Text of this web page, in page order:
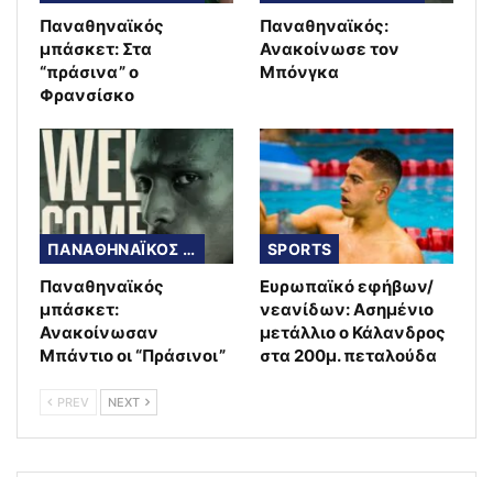
Παναθηναϊκός
μπάσκετ: Στα
“πράσινα” ο
Φρανσίσκο
Παναθηναϊκός:
Ανακοίνωσε τον
Μπόνγκα
ΠΑΝΑΘΗΝΑΪΚΟΣ ΜΠΑΣΚΕΤ
Παναθηναϊκός
μπάσκετ:
Ανακοίνωσαν
Μπάντιο οι “Πράσινοι”
SPORTS
Ευρωπαϊκό εφήβων/
νεανίδων: Ασημένιο
μετάλλιο ο Κάλανδρος
στα 200μ. πεταλούδα
PREV NEXT